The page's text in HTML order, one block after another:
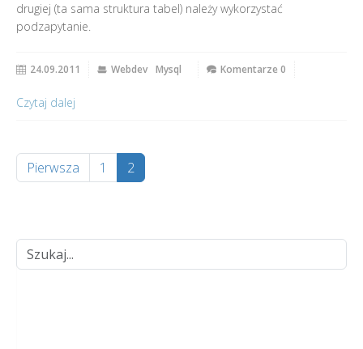
drugiej (ta sama struktura tabel) należy wykorzystać
podzapytanie.
24.09.2011 Webdev Mysql Komentarze 0
Czytaj dalej
Pierwsza 1 2